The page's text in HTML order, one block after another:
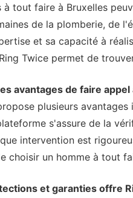
à tout faire à Bruxelles
de la plomberie, de
et sa capacité à
Twice permet de
avantages de faire
plusieurs
s'assure de la
intervention est
choisir un homme à tout
et garanties offre